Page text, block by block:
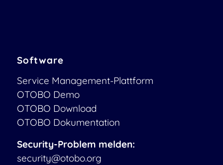
Software
Service Management-Plattform
OTOBO Demo
OTOBO Download
OTOBO Dokumentation
Security-Problem melden:
security@otobo.org